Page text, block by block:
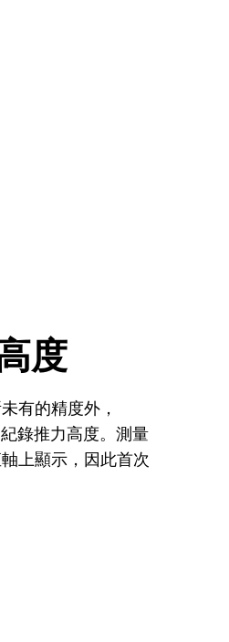
度
有的精度外，
錄推力高度。測量
上顯示，因此首次